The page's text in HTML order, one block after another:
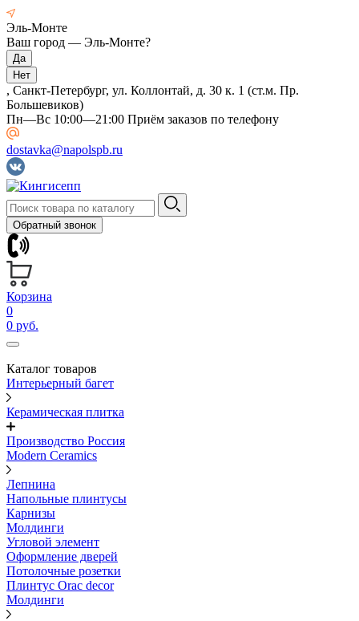
Эль-Монте
Ваш город — Эль-Монте?
, Санкт-Петербург, ул. Коллонтай, д. 30 к. 1 (ст.м. Пр.
Большевиков)
Пн—Вс 10:00—21:00 Приём заказов по телефону
dostavka@napolspb.ru
Обратный звонок
Корзина
0
0 руб.
Каталог товаров
Интерьерный багет
Керамическая плитка
Производство Россия
Modern Ceramics
Лепнина
Напольные плинтусы
Карнизы
Молдинги
Угловой элемент
Оформление дверей
Потолочные розетки
Плинтус Orac decor
Молдинги